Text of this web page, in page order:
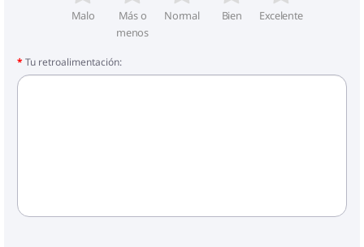
Malo
Más o
menos
Normal Bien Excelente
Tu retroalimentación: